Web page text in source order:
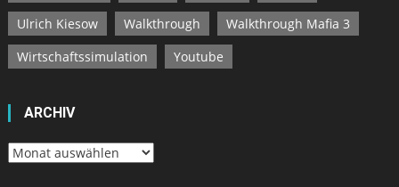
Ulrich Kiesow
Walkthrough
Walkthrough Mafia 3
Wirtschaftssimulation
Youtube
ARCHIV
Archiv